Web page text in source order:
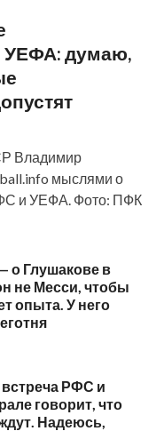
УЕФА: думаю,
Владимир
мыслями о
и УЕФА. Фото: ПФК
о Глушакове в
не Месси, чтобы
опыта. У него
РФС и
говорит, что
Надеюсь,